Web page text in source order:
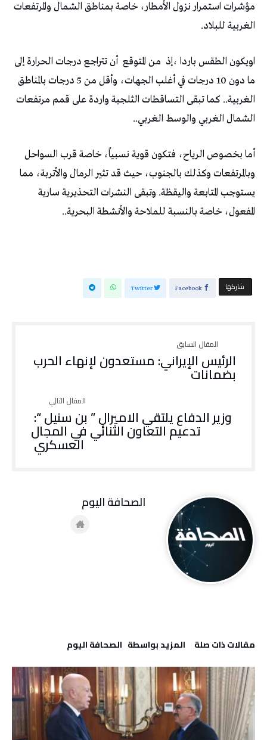
مؤشرات استمرار نزول الأمطار، خاصة بمناطق الشمال والمرتفعات
الغربية للبلاد.
اويكون الطقس باردا ،إذ من المتوقع أن تتراجع درجات الحرارة إلى
ما دون 10 درجات في أغلب الجهات، وأقل من 5 درجات بالمناطق
الغربية.. كما تبقى التساقطات الثلجية واردة على قمم مرتفعات
الشمال الغربي والوسط الغربي..
أما بخصوص الرياح، فتكون قوية نسبياً، خاصة قرب السواحل
وبالمرتفعات وكذلك بالجنوب، حيث قد تثير الرمال والأتربة، مما
يستوجب المتابعة واليقظة. وتبقى النشرات التحذيرية سارية
المفعول، خاصة بالنسبة للملاحة والأنشطة البحرية..
‫‫ شاركها‬ Facebook
Twitter
الرئيس الإيراني: مستعدون لإنهاء الحرب
بضمانات
وزير الدفاع يلتقي الاميرال ” بن سنيل “:
تدعيم التعاون الثنائي في المجال
العسكري
‫مقالات ذات صلة‬ ‫‫المزيد بواسطة‬ ‬ ‭ ‬الصحافة‭ ‬اليوم